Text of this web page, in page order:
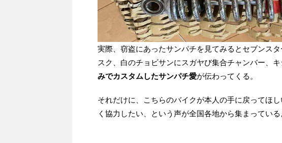
実際、窃盗にあったサンパチを見てみるとセブンス
スク、白のチョビサンにスガヤび集合チャンバー、キ
みでカスタムしたサンパチ愛が伝わってくる。
それだけに、こちらのバイクが本人の手に戻ってほ
く協力したい、という声が全国各地から集まっている